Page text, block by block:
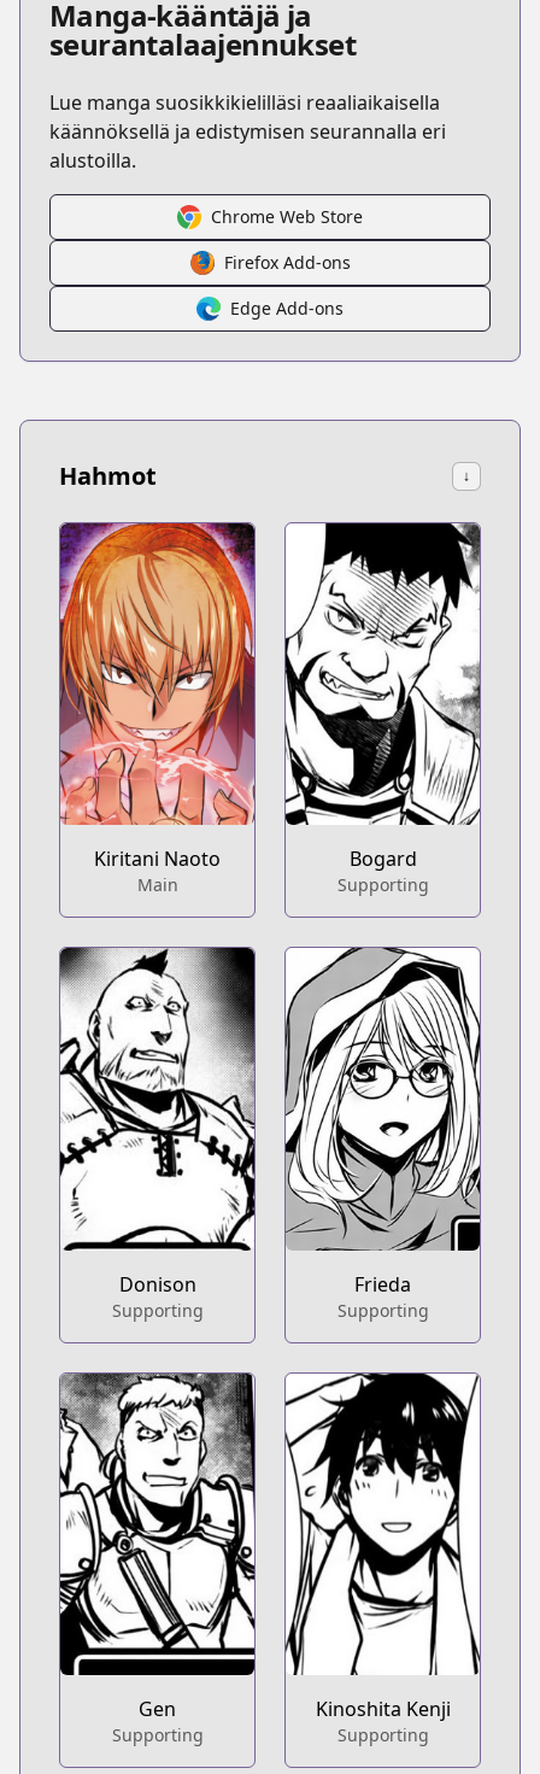
Manga-kääntäjä ja
seurantalaajennukset
Lue manga suosikkikielilläsi reaaliaikaisella
käännöksellä ja edistymisen seurannalla eri
alustoilla.
Chrome Web Store
Firefox Add-ons
Edge Add-ons
Hahmot ↓
Kiritani Naoto
Main
Bogard
Supporting
Donison
Supporting
Frieda
Supporting
Gen
Supporting
Kinoshita Kenji
Supporting